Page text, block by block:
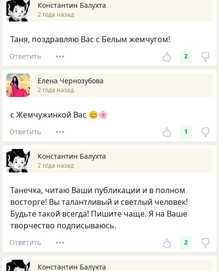
Константин Балухта
2 года назад
Таня, поздравляю Вас с Белым жемчугом!
Ответить 2
Елена Чернозубова
2 года назад
с Жемчужинкой Вас 😊🌸
Ответить 1
Константин Балухта
2 года назад
Танечка, читаю Ваши публикации и в полном
восторге! Вы талантливый и светлый человек!
Будьте такой всегда! Пишите чаще. Я на Ваше
творчество подписываюсь.
Ответить 2
Константин Балухта